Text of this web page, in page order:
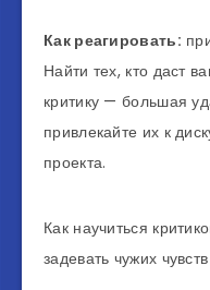
Как реагировать:
Найти тех, кто даст
критику — большая
привлекайте их к
проекта.
Как научиться
задевать чужих чувств